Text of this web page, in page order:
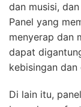
dan musisi,
Panel yang
menyerap dan
dapat
kebisingan dan
Di lain itu,